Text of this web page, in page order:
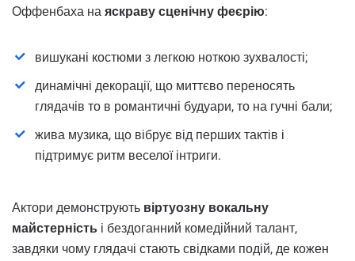
Оффенбаха на яскраву сценічну феєрію:
вишукані костюми з легкою ноткою зухвалості;
динамічні декорації, що миттєво переносять
глядачів то в романтичні будуари, то на гучні бали;
жива музика, що вібрує від перших тактів і
підтримує ритм веселої інтриги.
Актори демонструють віртуозну вокальну
майстерність і бездоганний комедійний талант,
завдяки чому глядачі стають свідками подій, де кожен